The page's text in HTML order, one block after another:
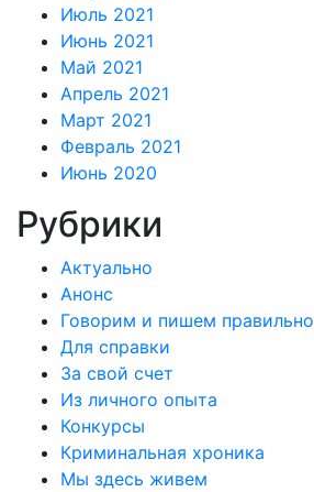
Июль 2021
Июнь 2021
Май 2021
Апрель 2021
Март 2021
Февраль 2021
Июнь 2020
Рубрики
Актуально
Анонс
Говорим и пишем правильно
Для справки
За свой счет
Из личного опыта
Конкурсы
Криминальная хроника
Мы здесь живем